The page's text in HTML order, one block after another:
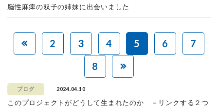
脳性麻痺の双子の姉妹に出会いました
2 3 4 5 6
7
8
ブログ 2024.04.10
このプロジェクトがどうして生まれたのか －リンクする２つ